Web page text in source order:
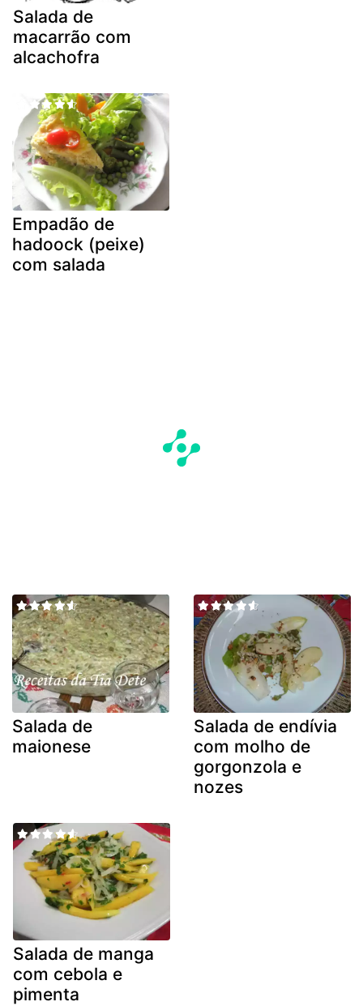
Salada de
macarrão com
alcachofra
Empadão de
hadoock (peixe)
com salada
Salada de
maionese
Salada de endívia
com molho de
gorgonzola e
nozes
Salada de manga
com cebola e
pimenta